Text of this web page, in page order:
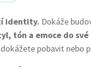
identity. Dokáže
tón a emoce do
pobavit